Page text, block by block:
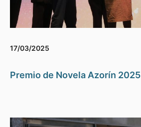
17/03/2025
Premio de Novela Azorín 2025